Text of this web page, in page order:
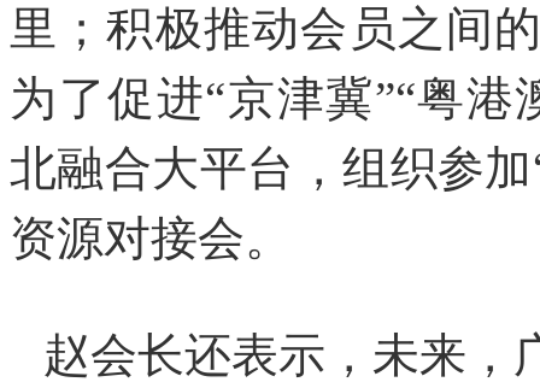
里；积极推动会员之间
为了促进“京津冀”“粤
北融合大平台，组织参
资源对接会。
赵会长还表示，未来，